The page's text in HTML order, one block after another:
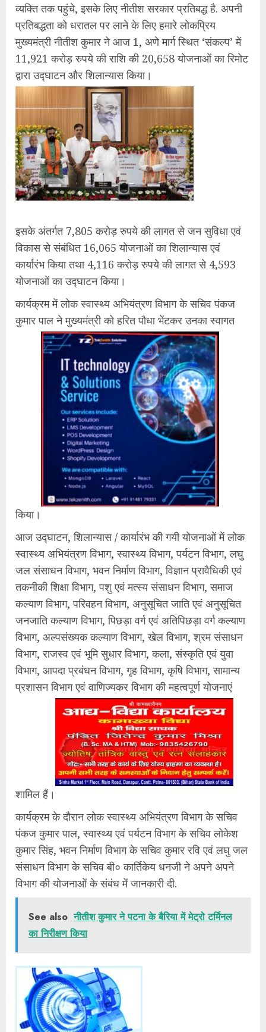
व्यक्ति तक पहुंचे, इसके लिए नीतीश सरकार प्रतिबद्ध है. अपनी
प्रतिबद्धता को धरातल पर लाने के लिए हमारे लोकप्रिय
मुख्यमंत्री नीतीश कुमार ने आज 1, अणे मार्ग स्थित ‘संकल्प’ में
11,921 करोड़ रुपये की राशि की 20,658 योजनाओं का रिमोट
द्वारा उद्घाटन और शिलान्यास किया।
इसके अंतर्गत 7,805 करोड़ रुपये की लागत से जन सुविधा एवं
विकास से संबंधित 16,065 योजनाओं का शिलान्यास एवं
कार्यारंभ किया तथा 4,116 करोड़ रुपये की लागत से 4,593
योजनाओं का उ‌द्घाटन किया।
कार्यक्रम में लोक स्वास्थ्य अभियंत्रण विभाग के सचिव पंकज
कुमार पाल ने मुख्यमंत्री को हरित पौधा भेंटकर उनका स्वागत
किया।
आज उद्घाटन, शिलान्यास / कार्यारंभ की गयी योजनाओं में लोक
स्वास्थ्य अभियंत्रण विभाग, स्वास्थ्य विभाग, पर्यटन विभाग, लघु
जल संसाधन विभाग, भवन निर्माण विभाग, विज्ञान प्रावैधिकी एवं
तकनीकी शिक्षा विभाग, पशु एवं मत्स्य संसाधन विभाग, समाज
कल्याण विभाग, परिवहन विभाग, अनुसूचित जाति एवं अनुसूचित
जनजाति कल्याण विभाग, पिछड़ा वर्ग एवं अतिपिछड़ा वर्ग कल्याण
विभाग, अल्पसंख्यक कल्याण विभाग, खेल विभाग, श्रम संसाधन
विभाग, राजस्व एवं भूमि सुधार विभाग, कला, संस्कृति एवं युवा
विभाग, आपदा प्रबंधन विभाग, गृह विभाग, कृषि विभाग, सामान्य
प्रशासन विभाग एवं वाणिज्यकर विभाग की महत्वपूर्ण योजनाएं
शामिल हैं।
कार्यक्रम के दौरान लोक स्वास्थ्य अभियंत्रण विभाग के सचिव
पंकज कुमार पाल, स्वास्थ्य एवं पर्यटन विभाग के सचिव लोकेश
कुमार सिंह, भवन निर्माण विभाग के सचिव कुमार रवि एवं लघु जल
संसाधन विभाग के सचिव बी० कार्तिकेय धनजी ने अपने अपने
विभाग की योजनाओं के संबंध में जानकारी दी.
See also नीतीश कुमार ने पटना के बैरिया में मेट्रो टर्मिनल
का निरीक्षण किया